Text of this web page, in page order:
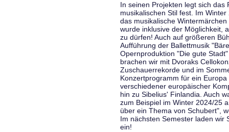
In seinen Projekten legt sich das
musikalischen Stil fest. Im
das musikalische
wurde inklusive der Möglichkeit,
zu dürfen! Auch auf größeren
Aufführung der Ballettmusik
Opernproduktion "Die gute
brachen wir mit Dvoraks
Zuschauerrekorde und im
Konzertprogramm für ein
verschiedener europäischer
hin zu Sibelius' Finlandia. Auch
zum Beispiel im Winter 2024/25
über ein Thema von Schubert",
Im nächsten Semester laden wir
ein!